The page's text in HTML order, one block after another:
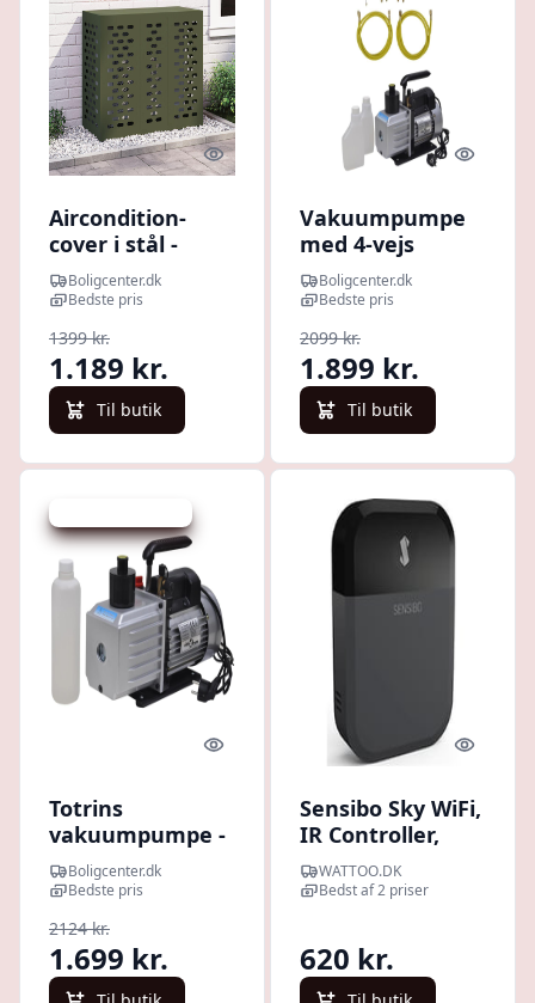
Quick look
Aircondition-
cover i stål -
olivengrøn 110 ×
50 × 80 cm
Boligcenter.dk
Bedste pris
1399 kr.
1.189 kr.
Til butik
Quick
Vakuumpumpe
med 4-vejs
manifold-
trykmålersæt til
Boligcenter.dk
Bedste pris
2099 kr.
1.899 kr.
Til butik
Quick look
Totrins
vakuumpumpe -
100 l/min, 375 W
til køle- og
Boligcenter.dk
Bedste pris
2124 kr.
1.699 kr.
Quick
Sensibo Sky WiFi,
IR Controller,
smart styring til
alle
WATTOO.DK
Bedst af 2 priser
620 kr.